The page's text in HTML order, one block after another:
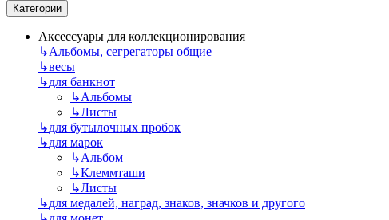
Категории
Аксессуары для коллекционирования
↳Альбомы, сегрегаторы общие
↳весы
↳для банкнот
↳Альбомы
↳Листы
↳для бутылочных пробок
↳для марок
↳Альбом
↳Клеммташи
↳Листы
↳для медалей, наград, знаков, значков и другого